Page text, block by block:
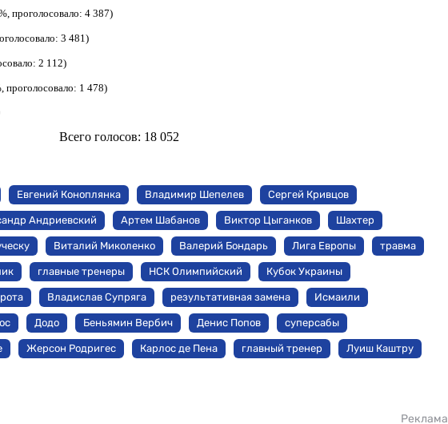
проголосовало: 4 387)
3 481)
2 112)
проголосовало: 1 478)
Всего голосов: 18 052
Евгений Коноплянка Владимир Шепелев Сергей Кривцов
Андриевский Артем Шабанов Виктор Цыганков Шахтер
Виталий Миколенко Валерий Бондарь Лига Европы травма
главные тренеры НСК Олимпийский Кубок Украины
Владислав Супряга результативная замена Исмаили
Додо Беньямин Вербич Денис Попов суперсабы
Жерсон Родригес Карлос де Пена главный тренер Луиш Каштру
Реклама